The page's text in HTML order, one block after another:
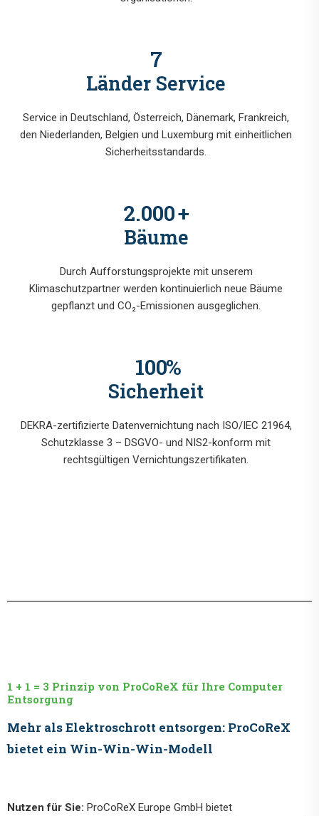
7
Länder Service
Service in Deutschland, Österreich, Dänemark, Frankreich,
den Niederlanden, Belgien und Luxemburg mit einheitlichen
Sicherheitsstandards.
2.000+
Bäume
Durch Aufforstungsprojekte mit unserem
Klimaschutzpartner werden kontinuierlich neue Bäume
gepflanzt und CO₂-Emissionen ausgeglichen.
100%
Sicherheit
DEKRA-zertifizierte Datenvernichtung nach ISO/IEC 21964,
Schutzklasse 3 – DSGVO- und NIS2-konform mit
rechtsgültigen Vernichtungszertifikaten.
1 + 1 = 3 Prinzip von ProCoReX für Ihre Computer
Entsorgung
Mehr als Elektroschrott entsorgen: ProCoReX
bietet ein Win-Win-Win-Modell
Nutzen für Sie: ProCoReX Europe GmbH bietet